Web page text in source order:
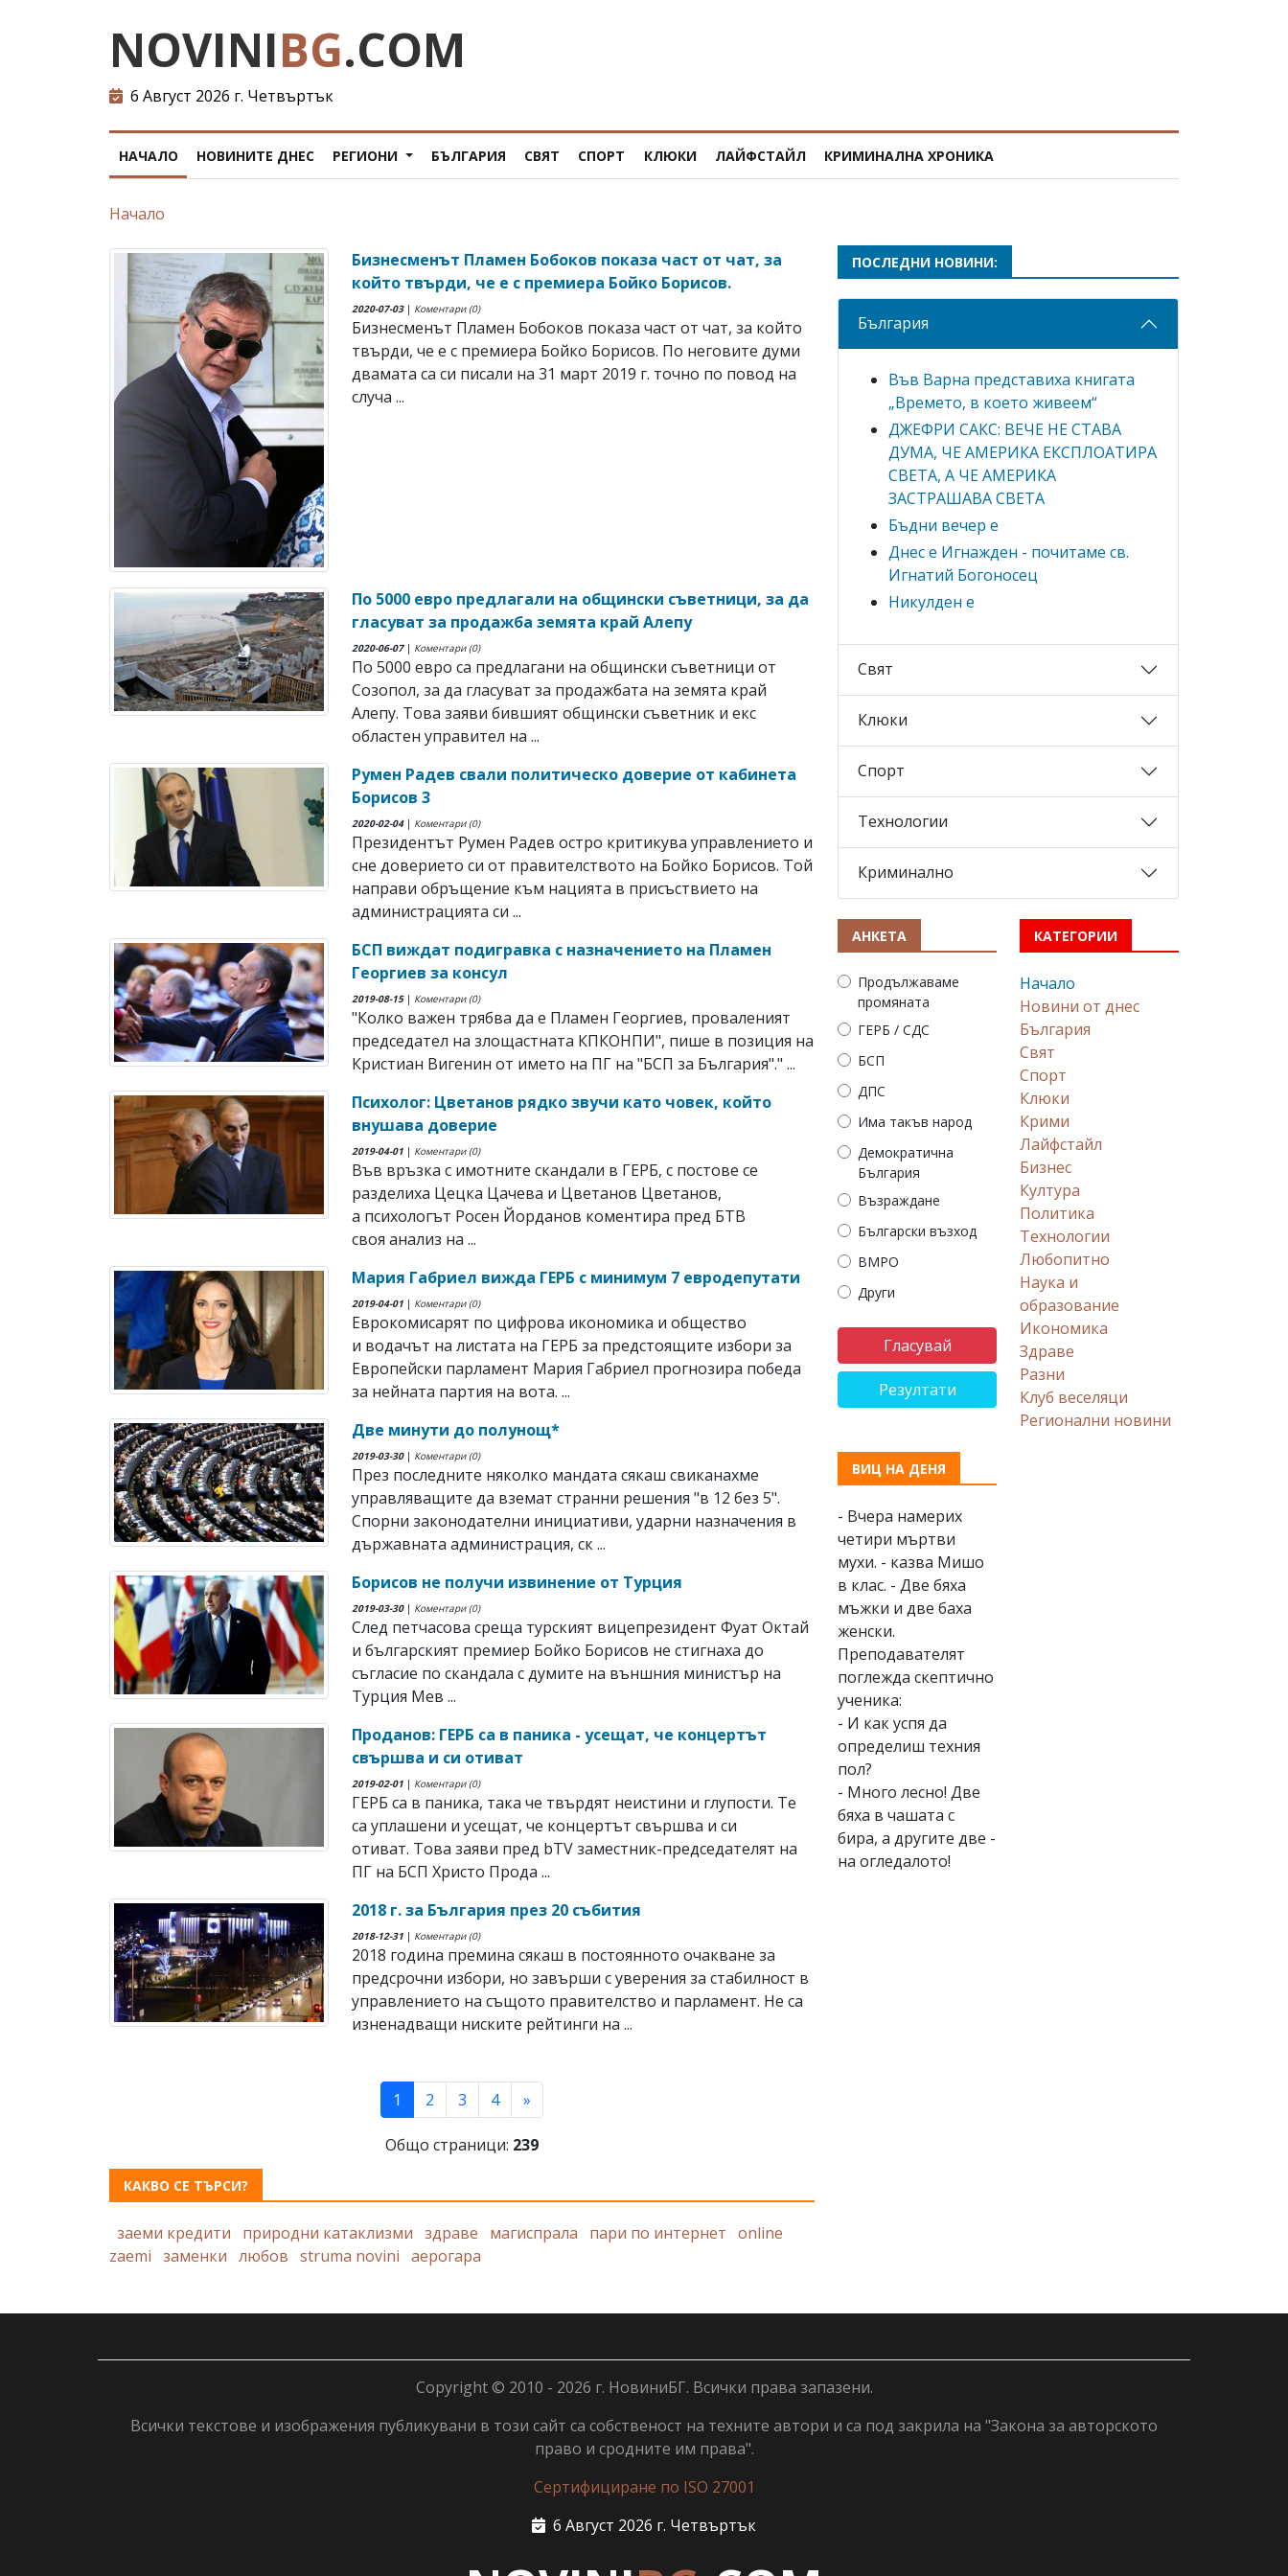
NOVINIBG.COM
6 Август 2026 г. Четвъртък
НАЧАЛО НОВИНИТЕ ДНЕС РЕГИОНИ БЪЛГАРИЯ СВЯТ СПОРТ КЛЮКИ ЛАЙФСТАЙЛ КРИМИНАЛНА ХРОНИКА
Начало
Бизнесменът Пламен Бобоков показа част от чат, за
който твърди, че е с премиера Бойко Борисов.
2020-07-03| Коментари (0)
Бизнесменът Пламен Бобоков показа част от чат, за който
твърди, че е с премиера Бойко Борисов. По неговите думи
двамата са си писали на 31 март 2019 г. точно по повод на
случа ...
По 5000 евро предлагали на общински съветници, за да
гласуват за продажба земята край Алепу
2020-06-07| Коментари (0)
По 5000 евро са предлагани на общински съветници от
Созопол, за да гласуват за продажбата на земята край
Алепу. Това заяви бившият общински съветник и екс
областен управител на ...
Румен Радев свали политическо доверие от кабинета
Борисов 3
2020-02-04| Коментари (0)
Президентът Румен Радев остро критикува управлението и
сне доверието си от правителството на Бойко Борисов. Той
направи обръщение към нацията в присъствието на
администрацията си ...
БСП виждат подигравка с назначението на Пламен
Георгиев за консул
2019-08-15| Коментари (0)
"Колко важен трябва да е Пламен Георгиев, проваленият
председател на злощастната КПКОНПИ", пише в позиция на
Кристиан Вигенин от името на ПГ на "БСП за България"." ...
Психолог: Цветанов рядко звучи като човек, който
внушава доверие
2019-04-01 | Коментари (0)
Във връзка с имотните скандали в ГЕРБ, с постове се
разделиха Цецка Цачева и Цветанов Цветанов,
а психологът Росен Йорданов коментира пред БТВ
своя анализ на ...
Мария Габриел вижда ГЕРБ с минимум 7 евродепутати
2019-04-01 | Коментари (0)
Еврокомисарят по цифрова икономика и общество
и водачът на листата на ГЕРБ за предстоящите избори за
Европейски парламент Мария Габриел прогнозира победа
за нейната партия на вота. ...
Две минути до полунощ*
2019-03-30| Коментари (0)
През последните няколко мандата сякаш свиканахме
управляващите да вземат странни решения "в 12 без 5".
Спорни законодателни инициативи, ударни назначения в
държавната администрация, ск ...
Борисов не получи извинение от Турция
2019-03-30| Коментари (0)
След петчасова среща турският вицепрезидент Фуат Октай
и българският премиер Бойко Борисов не стигнаха до
съгласие по скандала с думите на външния министър на
Турция Мев ...
Проданов: ГЕРБ са в паника - усещат, че концертът
свършва и си отиват
2019-02-01 | Коментари (0)
ГЕРБ са в паника, така че твърдят неистини и глупости. Те
са уплашени и усещат, че концертът свършва и си
отиват. Това заяви пред bTV заместник-председателят на
ПГ на БСП Христо Прода ...
2018 г. за България през 20 събития
2018-12-31 | Коментари (0)
2018 година премина сякаш в постоянното очакване за
предсрочни избори, но завърши с уверения за стабилност в
управлението на същото правителство и парламент. Не са
изненадващи ниските рейтинги на ...
1 (current)
2 3 4 »
Общо страници: 239
КАКВО СЕ ТЪРСИ?
заеми кредити природни катаклизми здраве магиспрала пари по интернет online
zaemi заменки любов struma novini аерогара
ПОСЛЕДНИ НОВИНИ:
България
Във Варна представиха книгата
„Времето, в което живеем“
ДЖЕФРИ САКС: ВЕЧЕ НЕ СТАВА
ДУМА, ЧЕ АМЕРИКА ЕКСПЛОАТИРА
СВЕТА, А ЧЕ АМЕРИКА
ЗАСТРАШАВА СВЕТА
Бъдни вечер е
Днес е Игнажден - почитаме св.
Игнатий Богоносец
Никулден е
Свят
Клюки
Спорт
Технологии
Криминално
АНКЕТА
Продължаваме
промяната
ГЕРБ / СДС
БСП
ДПС
Има такъв народ
Демократична
България
Възраждане
Български възход
ВМРО
Други
Резултати
КАТЕГОРИИ
Начало
Новини от днес
България
Свят
Спорт
Клюки
Крими
Лайфстайл
Бизнес
Култура
Политика
Технологии
Любопитно
Наука и
образование
Икономика
Здраве
Разни
Клуб веселяци
Регионални новини
ВИЦ НА ДЕНЯ
- Вчера намерих
четири мъртви
мухи. - казва Мишо
в клас. - Две бяха
мъжки и две баха
женски.
Преподавателят
поглежда скептично
ученика:
- И как успя да
определиш техния
пол?
- Много лесно! Две
бяха в чашата с
бира, а другите две -
на огледалото!
Copyright © 2010 - 2026 г. НовиниБГ. Всички права запазени.
Всички текстове и изображения публикувани в този сайт са собственост на техните автори и са под закрила на "Закона за авторското
право и сродните им права".
Сертифициране по ISO 27001
6 Август 2026 г. Четвъртък